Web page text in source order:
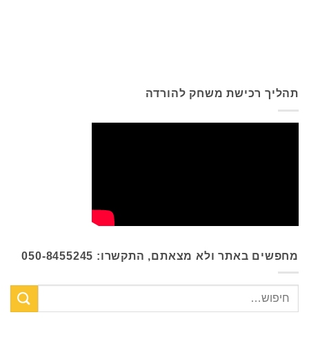
תהליך רכישת משחק להורדה
מחפשים באתר ולא מצאתם, התקשרו: 050-8455245